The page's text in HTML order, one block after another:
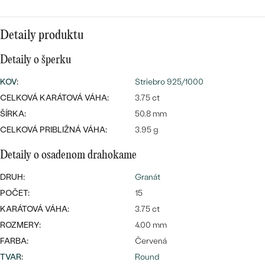
Najpredávanejšie
svadobné
obrúčky
PREZRIEŤ
DRAHOKAM
PODĽA MATERIÁLU
ZLATO
PLATINA
STRIEBRO
S LAB GROWN DIAMANTMI
PODĽA ŠTÝLU
SYMBOLICKÉ
MINIMALISTICKÉ
PODĽA PRÍLEŽITOSTI
PODĽA FARBY
LUXUSNÉ
Detaily produktu
Detaily o šperku
KOV:
Striebro 925/1000
CELKOVÁ KARÁTOVÁ VÁHA:
3.75 ct
ŠÍRKA:
50.8 mm
CELKOVÁ PRIBLIŽNÁ VÁHA:
3.95 g
Detaily o osadenom drahokame
DRUH:
Granát
POČET:
15
KARÁTOVÁ VÁHA:
3.75 ct
ROZMERY:
4.00 mm
FARBA:
Červená
TVAR:
Round